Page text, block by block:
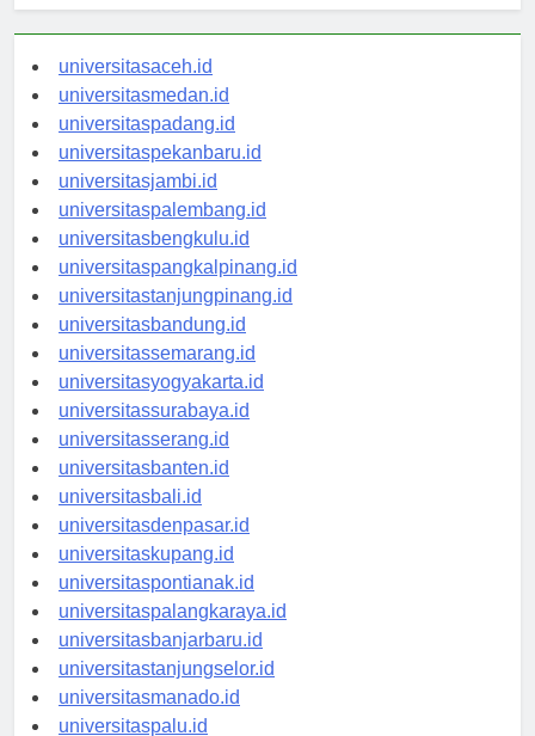
universitasaceh.id
universitasmedan.id
universitaspadang.id
universitaspekanbaru.id
universitasjambi.id
universitaspalembang.id
universitasbengkulu.id
universitaspangkalpinang.id
universitastanjungpinang.id
universitasbandung.id
universitassemarang.id
universitasyogyakarta.id
universitassurabaya.id
universitasserang.id
universitasbanten.id
universitasbali.id
universitasdenpasar.id
universitaskupang.id
universitaspontianak.id
universitaspalangkaraya.id
universitasbanjarbaru.id
universitastanjungselor.id
universitasmanado.id